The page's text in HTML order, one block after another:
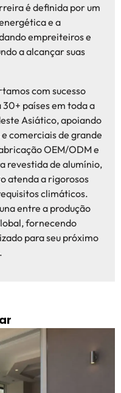
é definida por um
e a
empreiteiros e
a alcançar suas
com sucesso
países em toda a
Asiático, apoiando
comerciais de grande
OEM/ODM e
revestida de alumínio,
atenda a rigorosos
climáticos.
entre a produção
fornecendo
para seu próximo